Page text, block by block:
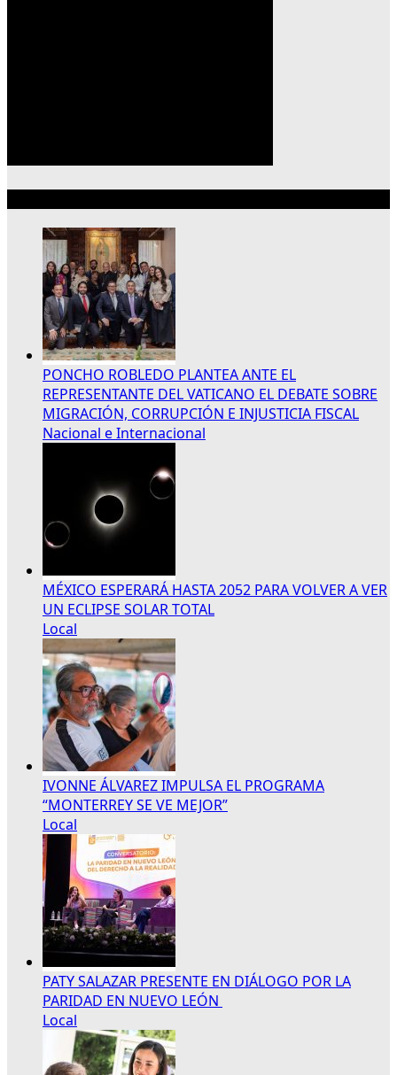
PONCHO ROBLEDO PLANTEA ANTE EL
REPRESENTANTE DEL VATICANO EL DEBATE SOBRE
MIGRACIÓN, CORRUPCIÓN E INJUSTICIA FISCAL
Nacional e Internacional
MÉXICO ESPERARÁ HASTA 2052 PARA VOLVER A VER
UN ECLIPSE SOLAR TOTAL
Local
IVONNE ÁLVAREZ IMPULSA EL PROGRAMA
“MONTERREY SE VE MEJOR”
Local
PATY SALAZAR PRESENTE EN DIÁLOGO POR LA
PARIDAD EN NUEVO LEÓN
Local